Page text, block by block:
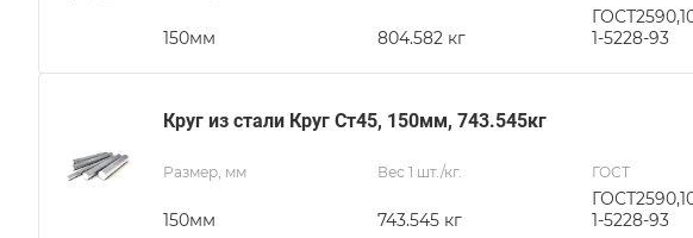
150мм 804.582 кг
1-5228-93
Круг из стали Круг Ст45, 150мм, 743.545кг
Размер, мм
150мм
Вес 1 шт./кг.
743.545 кг
ГОСТ
1-5228-93